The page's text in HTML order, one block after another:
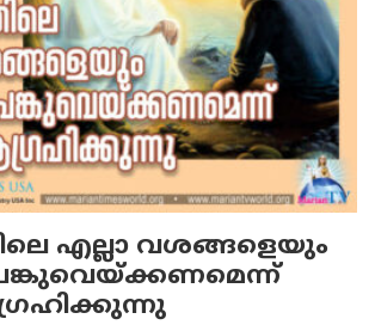
എല്ലാ വശങ്ങളെയും